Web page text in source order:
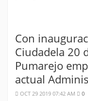
Con
Ciudadela 20
Pumarejo
actual
OCT 29 2019 07:42 AM 0